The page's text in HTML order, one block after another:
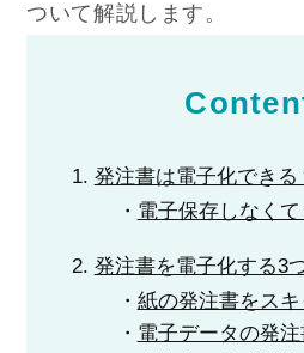
ついて解説します。
発注書は電子化できる
電子保存しなく
発注書を電子化する3
紙の発注書をスキ
電子データの発